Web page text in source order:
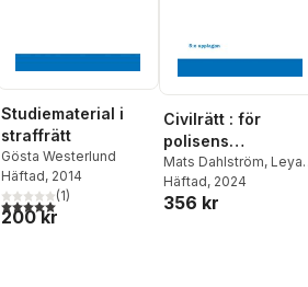
Studiematerial i
straffrätt
Gösta Westerlund
Häftad, 2014
5,0utav 5 stjärnor. Totalt antal röster:
(1)
200 kr
Civilrätt : för
polisens
rättsvårdande och
utredande
verksamhet
Mats Dahlström, Leya
Inci,Gösta Westerlund
Häftad, 2024
356 kr